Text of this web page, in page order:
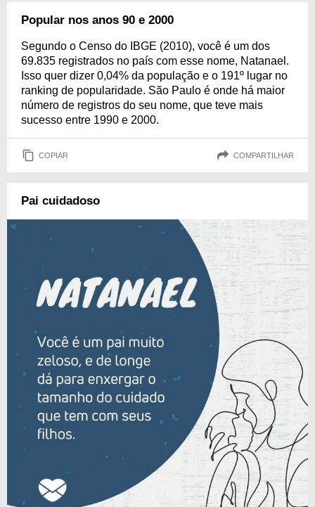
Popular nos anos 90 e 2000
Segundo o Censo do IBGE (2010), você é um dos
69.835 registrados no país com esse nome, Natanael.
Isso quer dizer 0,04% da população e o 191º lugar no
ranking de popularidade. São Paulo é onde há maior
número de registros do seu nome, que teve mais
sucesso entre 1990 e 2000.
COPIAR COMPARTILHAR
Pai cuidadoso